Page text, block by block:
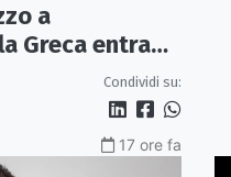
a
Greca entra
archeologico
Condividi su:
17 ore fa